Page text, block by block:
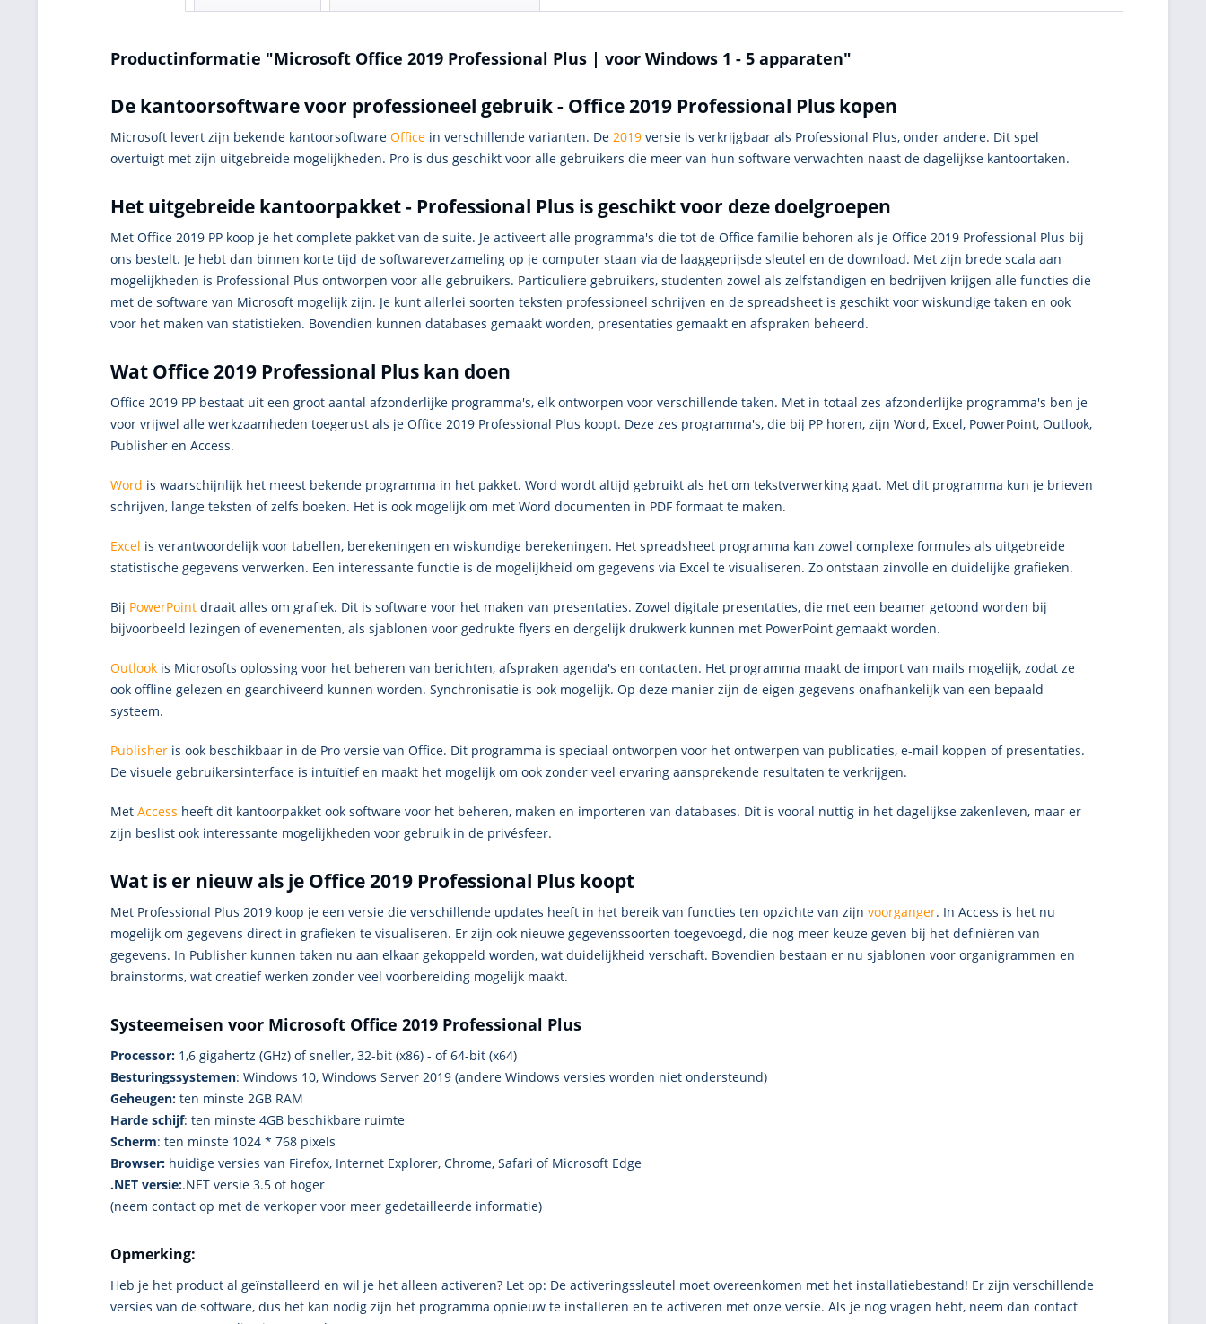
Productinformatie "Microsoft Office 2019 Professional Plus | voor Windows 1 - 5 apparaten"
De kantoorsoftware voor professioneel gebruik - Office 2019 Professional Plus kopen
Microsoft levert zijn bekende kantoorsoftware Office in verschillende varianten. De 2019 versie is verkrijgbaar als Professional Plus, onder andere. Dit spel
overtuigt met zijn uitgebreide mogelijkheden. Pro is dus geschikt voor alle gebruikers die meer van hun software verwachten naast de dagelijkse kantoortaken.
Het uitgebreide kantoorpakket - Professional Plus is geschikt voor deze doelgroepen
Met Office 2019 PP koop je het complete pakket van de suite. Je activeert alle programma's die tot de Office familie behoren als je Office 2019 Professional Plus bij
ons bestelt. Je hebt dan binnen korte tijd de softwareverzameling op je computer staan via de laaggeprijsde sleutel en de download. Met zijn brede scala aan
mogelijkheden is Professional Plus ontworpen voor alle gebruikers. Particuliere gebruikers, studenten zowel als zelfstandigen en bedrijven krijgen alle functies die
met de software van Microsoft mogelijk zijn. Je kunt allerlei soorten teksten professioneel schrijven en de spreadsheet is geschikt voor wiskundige taken en ook
voor het maken van statistieken. Bovendien kunnen databases gemaakt worden, presentaties gemaakt en afspraken beheerd.
Wat Office 2019 Professional Plus kan doen
Office 2019 PP bestaat uit een groot aantal afzonderlijke programma's, elk ontworpen voor verschillende taken. Met in totaal zes afzonderlijke programma's ben je
voor vrijwel alle werkzaamheden toegerust als je Office 2019 Professional Plus koopt. Deze zes programma's, die bij PP horen, zijn Word, Excel, PowerPoint, Outlook,
Publisher en Access.
Word is waarschijnlijk het meest bekende programma in het pakket. Word wordt altijd gebruikt als het om tekstverwerking gaat. Met dit programma kun je brieven
schrijven, lange teksten of zelfs boeken. Het is ook mogelijk om met Word documenten in PDF formaat te maken.
Excel is verantwoordelijk voor tabellen, berekeningen en wiskundige berekeningen. Het spreadsheet programma kan zowel complexe formules als uitgebreide
statistische gegevens verwerken. Een interessante functie is de mogelijkheid om gegevens via Excel te visualiseren. Zo ontstaan zinvolle en duidelijke grafieken.
Bij PowerPoint draait alles om grafiek. Dit is software voor het maken van presentaties. Zowel digitale presentaties, die met een beamer getoond worden bij
bijvoorbeeld lezingen of evenementen, als sjablonen voor gedrukte flyers en dergelijk drukwerk kunnen met PowerPoint gemaakt worden.
Outlook is Microsofts oplossing voor het beheren van berichten, afspraken agenda's en contacten. Het programma maakt de import van mails mogelijk, zodat ze
ook offline gelezen en gearchiveerd kunnen worden. Synchronisatie is ook mogelijk. Op deze manier zijn de eigen gegevens onafhankelijk van een bepaald
systeem.
Publisher is ook beschikbaar in de Pro versie van Office. Dit programma is speciaal ontworpen voor het ontwerpen van publicaties, e-mail koppen of presentaties.
De visuele gebruikersinterface is intuïtief en maakt het mogelijk om ook zonder veel ervaring aansprekende resultaten te verkrijgen.
Met Access heeft dit kantoorpakket ook software voor het beheren, maken en importeren van databases. Dit is vooral nuttig in het dagelijkse zakenleven, maar er
zijn beslist ook interessante mogelijkheden voor gebruik in de privésfeer.
Wat is er nieuw als je Office 2019 Professional Plus koopt
Met Professional Plus 2019 koop je een versie die verschillende updates heeft in het bereik van functies ten opzichte van zijn voorganger. In Access is het nu
mogelijk om gegevens direct in grafieken te visualiseren. Er zijn ook nieuwe gegevenssoorten toegevoegd, die nog meer keuze geven bij het definiëren van
gegevens. In Publisher kunnen taken nu aan elkaar gekoppeld worden, wat duidelijkheid verschaft. Bovendien bestaan er nu sjablonen voor organigrammen en
brainstorms, wat creatief werken zonder veel voorbereiding mogelijk maakt.
Systeemeisen voor Microsoft Office 2019 Professional Plus
Processor: 1,6 gigahertz (GHz) of sneller, 32-bit (x86) - of 64-bit (x64)
Besturingssystemen: Windows 10, Windows Server 2019 (andere Windows versies worden niet ondersteund)
Geheugen: ten minste 2GB RAM
Harde schijf: ten minste 4GB beschikbare ruimte
Scherm: ten minste 1024 * 768 pixels
Browser: huidige versies van Firefox, Internet Explorer, Chrome, Safari of Microsoft Edge
.NET versie:.NET versie 3.5 of hoger
(neem contact op met de verkoper voor meer gedetailleerde informatie)
Opmerking:
Heb je het product al geïnstalleerd en wil je het alleen activeren? Let op: De activeringssleutel moet overeenkomen met het installatiebestand! Er zijn verschillende
versies van de software, dus het kan nodig zijn het programma opnieuw te installeren en te activeren met onze versie. Als je nog vragen hebt, neem dan contact